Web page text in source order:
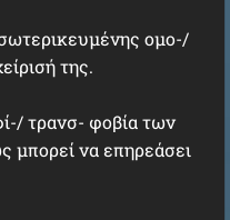
ομο-/
της.
τρανσ- φοβία των
να επηρεάσει